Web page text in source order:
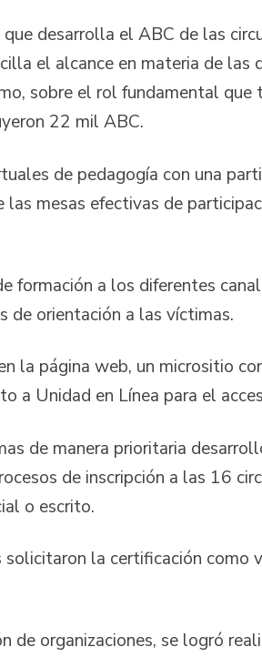
el ABC de las
el alcance en materia de
sobre el rol fundamental
22 mil ABC.
de pedagogía con una
mesas efectivas de
a los diferentes
de orientación a las víctimas.
web, un micrositio con
a Unidad en Línea para el
manera prioritaria desarrolló
de inscripción a las 16
o escrito.
la certificación como
se logró